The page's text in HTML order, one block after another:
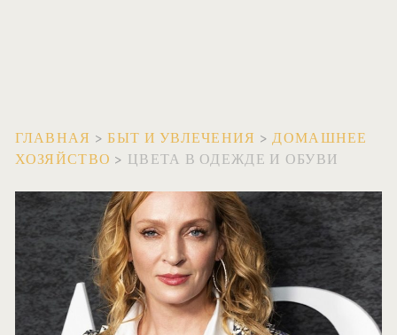
ГЛАВНАЯ >БЫТ И УВЛЕЧЕНИЯ >ДОМАШНЕЕ
ХОЗЯЙСТВО > ЦВЕТА В ОДЕЖДЕ И ОБУВИ